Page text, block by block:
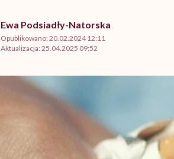
Ewa Podsiadły-Natorska
Opublikowano:20.02.2024 12:11
Aktualizacja:25.04.2025 09:52